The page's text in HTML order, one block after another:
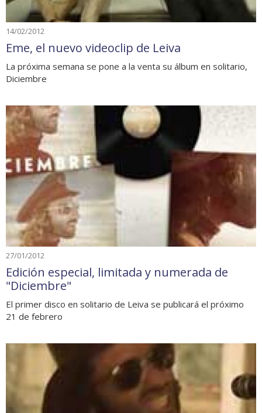
14/02/2012
Eme, el nuevo videoclip de Leiva
La próxima semana se pone a la venta su álbum en solitario,
Diciembre
27/01/2012
Edición especial, limitada y numerada de
"Diciembre"
El primer disco en solitario de Leiva se publicará el próximo
21 de febrero